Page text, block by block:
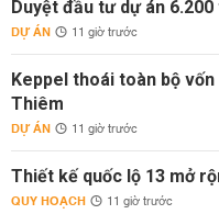
Duyệt đầu tư dự án
DỰ ÁN 11 giờ trước
Keppel thoái toàn bộ
Thiêm
DỰ ÁN 11 giờ trước
Thiết kế quốc lộ 13 mở
QUY HOẠCH 11 giờ trước